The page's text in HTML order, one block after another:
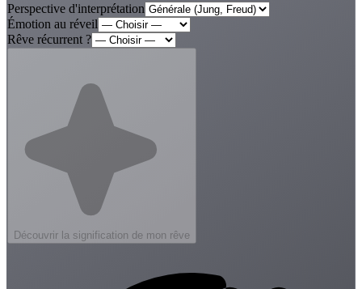
Perspective d'interprétation
Émotion au réveil
Rêve récurrent ?
Découvrir la signification de mon rêve